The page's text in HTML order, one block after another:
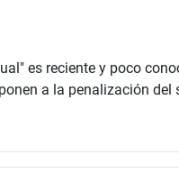
es reciente y poco
a la penalización